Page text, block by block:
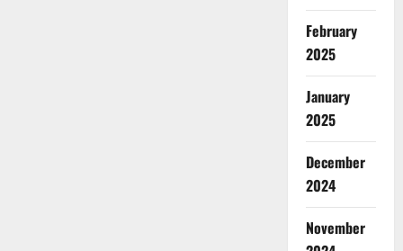
February
2025
January
2025
December
2024
November